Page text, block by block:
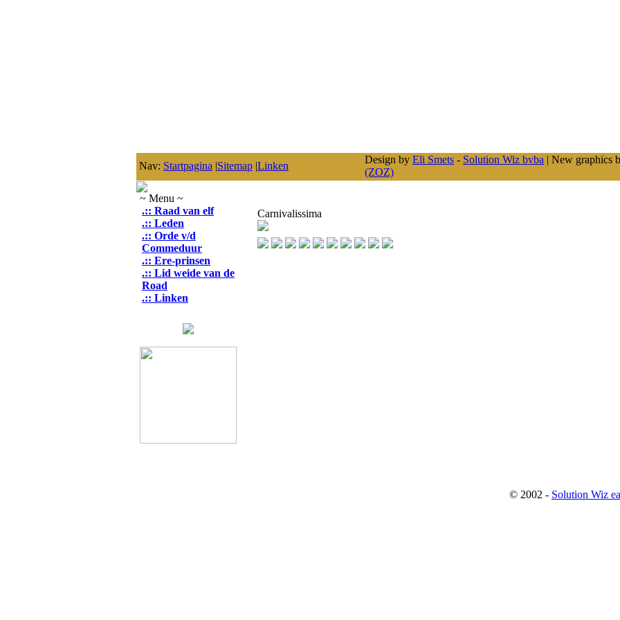
Nav: Startpagina |Sitemap |Linken
Design by Eli Smets - Solution Wiz bvba | New graphics
(ZOZ)
~ Menu ~
.:: Raad van elf
.:: Leden
.:: Orde v/d
Commeduur
.:: Ere-prinsen
.:: Lid weide van de
Road
.:: Linken
Carnivalissima
© 2002 - Solution Wiz